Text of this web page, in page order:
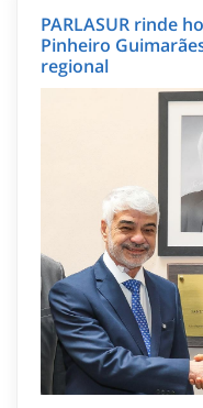
PARLASUR rinde
Pinheiro
regional